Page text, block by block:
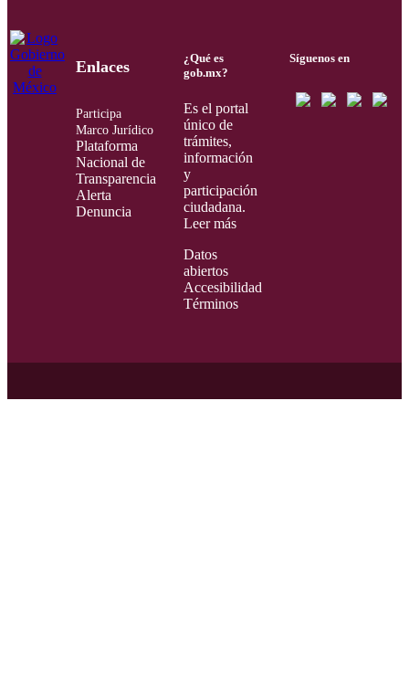
Enlaces
Participa
Marco Jurídico
Plataforma
Nacional de
Transparencia
Alerta
Denuncia
¿Qué es
gob.mx?
Es el portal
único de
trámites,
información
y
participación
ciudadana.
Leer más
Datos
abiertos
Accesibilidad
Términos
Síguenos en